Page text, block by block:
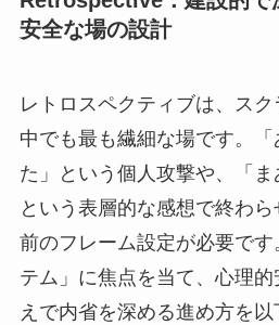
安全な場の設計
レトロスペクティブは、ス
中でも最も繊細な場です。
た」という個人攻撃や、「ま
という表層的な感想で終わ
前のフレーム設定が必要で
テム」に焦点を当て、心理
えで内省を深める進め方を